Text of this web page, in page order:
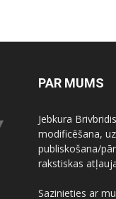
PAR MUMS
Jebkura
modificēšana,
publiskošana/
rakstiskas
Sazinieties ar